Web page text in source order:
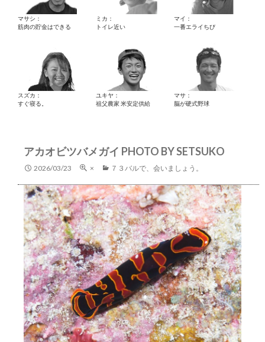
マサシ：
筋肉の貯金はできる
ミカ：
トイレ近い
マイ：
一番エライちび
スズカ：
すぐ寝る。
ユキヤ：
祖父農家 米安定供給
マサ：
脳が硬式野球
アカオビツバメガイ PHOTO BY SETSUKO
2026/03/23 × ７３バルで、会いましょう。